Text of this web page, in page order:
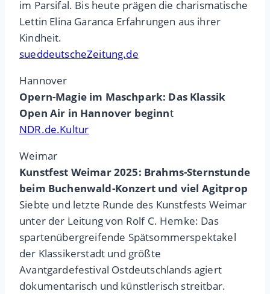
im Parsifal. Bis heute prägen die charismatische
Lettin Elina Garanca Erfahrungen aus ihrer
Kindheit.
sueddeutscheZeitung.de
Hannover
Opern-Magie im Maschpark: Das Klassik
Open Air in Hannover beginnt
NDR.de.Kultur
Weimar
Kunstfest Weimar 2025: Brahms-Sternstunde
beim Buchenwald-Konzert und viel Agitprop
Siebte und letzte Runde des Kunstfests Weimar
unter der Leitung von Rolf C. Hemke: Das
spartenübergreifende Spätsommerspektakel
der Klassikerstadt und größte
Avantgardefestival Ostdeutschlands agiert
dokumentarisch und künstlerisch streitbar.